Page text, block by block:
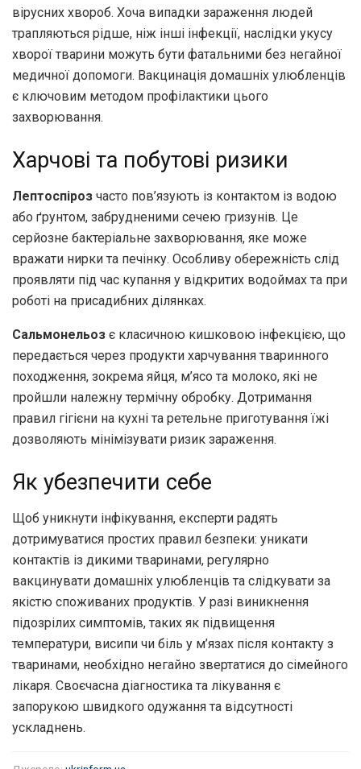
вірусних хвороб. Хоча випадки зараження людей
трапляються рідше, ніж інші інфекції, наслідки укусу
хворої тварини можуть бути фатальними без негайної
медичної допомоги. Вакцинація домашніх улюбленців
є ключовим методом профілактики цього
захворювання.
Харчові та побутові ризики
Лептоспіроз часто пов’язують із контактом із водою
або ґрунтом, забрудненими сечею гризунів. Це
серйозне бактеріальне захворювання, яке може
вражати нирки та печінку. Особливу обережність слід
проявляти під час купання у відкритих водоймах та при
роботі на присадибних ділянках.
Сальмонельоз є класичною кишковою інфекцією, що
передається через продукти харчування тваринного
походження, зокрема яйця, м’ясо та молоко, які не
пройшли належну термічну обробку. Дотримання
правил гігієни на кухні та ретельне приготування їжі
дозволяють мінімізувати ризик зараження.
Як убезпечити себе
Щоб уникнути інфікування, експерти радять
дотримуватися простих правил безпеки: уникати
контактів із дикими тваринами, регулярно
вакцинувати домашніх улюбленців та слідкувати за
якістю споживаних продуктів. У разі виникнення
підозрілих симптомів, таких як підвищення
температури, висипи чи біль у м’язах після контакту з
тваринами, необхідно негайно звертатися до сімейного
лікаря. Своєчасна діагностика та лікування є
запорукою швидкого одужання та відсутності
ускладнень.